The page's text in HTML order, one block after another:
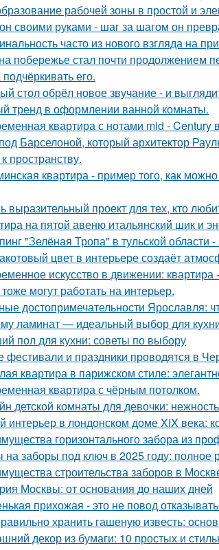
рабочей зоны в простой и
своими руками - шаг за шагом он
часто из нового взгляда на
побережье стал почти продолжением
его.
стол обрёл новое звучание - и
тренд в оформлении ванной комнаты.
квартира с нотами mid - Century
Барселоной, который архитектор
пространству.
квартира - пример того, как
выразительный проект для тех, кто
на пятой авеню итальянский шик и
"Зелёная Тропа" в тульской
цвет в интерьере создаёт
искусство в движении:
могут работать на интерьер.
достопримечательности Ярославля:
ламинат — идеальный выбор для
пол для кухни: советы по выбору
фестивали и праздники проводятся в
квартира в парижском стиле:
квартира с чёрным потолком.
детской комнаты для девочки:
интерьер в лондонском доме XIX века:
горизонтального забора из
заборы под ключ в 2025 году: полное
строительства заборов в
Москвы: от основания до наших дней
прихожая - это не повод
хранить гашеную известь:
декор из бумаги: 10 простых и